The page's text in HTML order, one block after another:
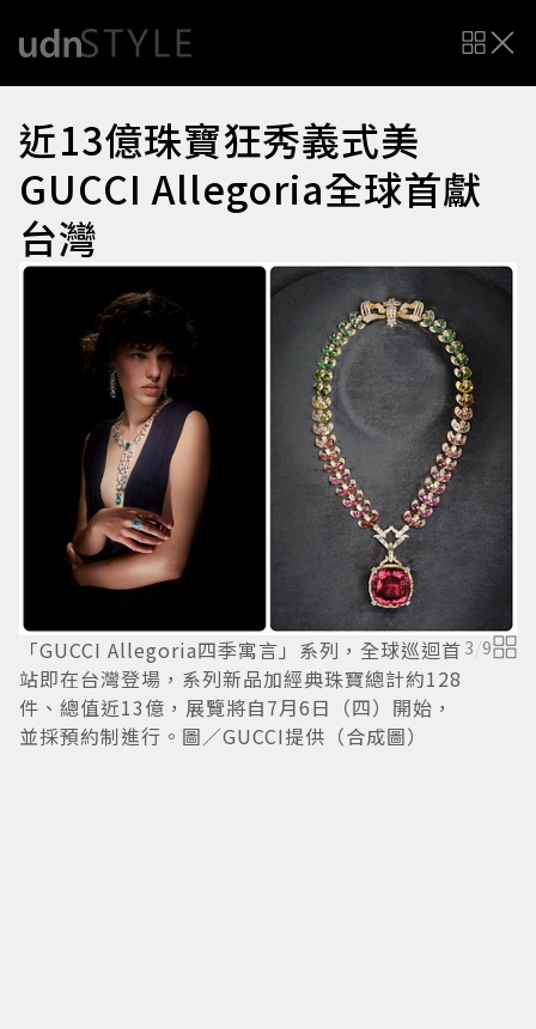
近13億珠寶狂秀義式美
GUCCI Allegoria全球首獻
台灣
「GUCCI Allegoria四季寓言」系列，全球巡迴首
站即在台灣登場，系列新品加經典珠寶總計約128
件、總值近13億，展覽將自7月6日（四）開始，
並採預約制進行。圖／GUCCI提供（合成圖）
3/9